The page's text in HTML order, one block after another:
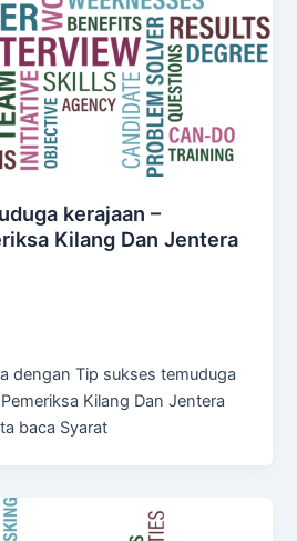
kerajaan –
Kilang Dan Jentera
dengan Tip sukses temuduga
Kilang Dan Jentera
baca Syarat